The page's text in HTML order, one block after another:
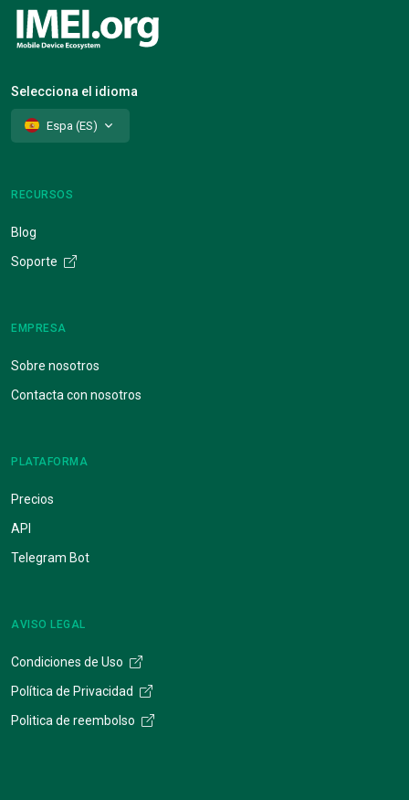
Selecciona el idioma
Espa (ES)
RECURSOS
Blog
Soporte
EMPRESA
Sobre nosotros
Contacta con nosotros
PLATAFORMA
Precios
API
Telegram Bot
AVISO LEGAL
Condiciones de Uso
Política de Privacidad
Politica de reembolso